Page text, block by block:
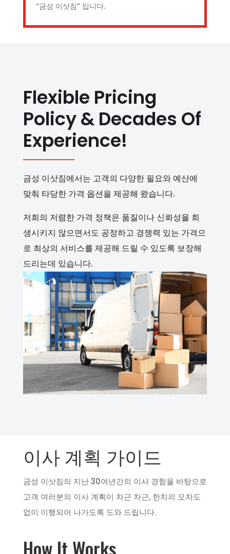
“금성 이삿짐” 입니다.
Flexible Pricing
Policy & Decades Of
Experience!
금성 이삿짐에서는 고객의 다양한 필요와 예산에
맞춰 타당한 가격 옵션을 제공해 왔습니다.
저희의 저렴한 가격 정책은 품질이나 신뢰성을 희
생시키지 않으면서도 공정하고 경쟁력 있는 가격으
로 최상의 서비스를 제공해 드릴 수 있도록 보장해
드리는데 있습니다.
이사 계획 가이드
금성 이삿짐의 지난 30여년간의 이사 경험을 바탕으로
고객 여러분의 이사 계획이 차근 차근, 한치의 오차도
없이 이행되어 나가도록 도와 드립니다.
How It Works